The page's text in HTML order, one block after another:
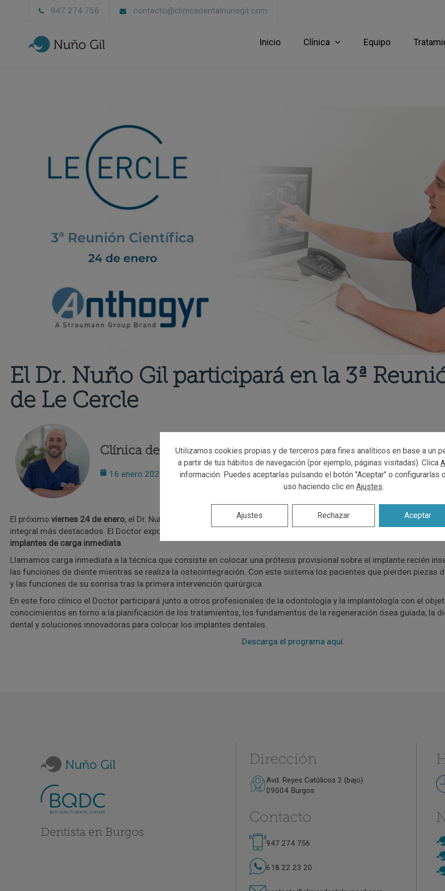
947 274 756 contacto@clinicadentalnunogil.com
Inicio Clínica Equipo
El Dr. Nuño Gil participará en la 3ª
de Le Cercle
Clínica dental del Dr. Nuño Gil, dentistas en Burgos
16 enero 2020
El próximo viernes 24 de enero, el Dr. Nuño Gil participará en la3ª Reunión Científicaorganizada por Anthogyr, uno
integral más destacados. El Doctor expondrá las ventajas de los productos
soluciones
implantes de carga inmediata.
Llamamos carga inmediata a la técnica que consiste en colocar una prótesis provisional sobre el implante recién
las funciones de diente mientras se realiza la osteointegración. Con este sistema los pacientes que pierden piezas
y las funciones de su sonrisa tras la primera intervención quirúrgica.
En este foro clínico el Doctor participará junto a otros profesionales de la odontología y la implantología con el
conocimientos en torno a la planificación de los tratamientos, los fundamentos de la regeneración ósea guiada, la
dental y soluciones innovadoras para colocar los implantes dentales.
Descarga el programa aquí.
Dentista en Burgos
Dirección
Avd. Reyes Católicos 2 (bajo)
09004 Burgos
Contacto
947 274 756
618 22 23 20
Utilizamos cookies propias y de terceros para fines analíticos en base a un
a partir de tus hábitos de navegación (por ejemplo, páginas visitadas). Clica
información. Puedes aceptarlas pulsando el botón "Aceptar" o configurarlas
uso haciendo clic en Ajustes.
Aceptar
Rechazar
Ajustes